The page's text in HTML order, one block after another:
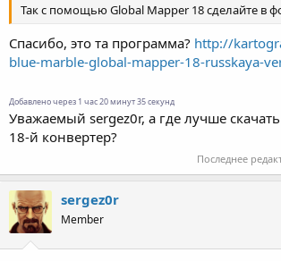
Так с помощью Global Mapper 18 сделайте в
Спасибо, это та программа? http://
blue-marble-global-mapper-18-russkaya-
Добавлено через 1 час 20 минут 35 секунд
Уважаемый sergez0r, а где лучше
18-й конвертер?
Последнее
sergez0r
Member